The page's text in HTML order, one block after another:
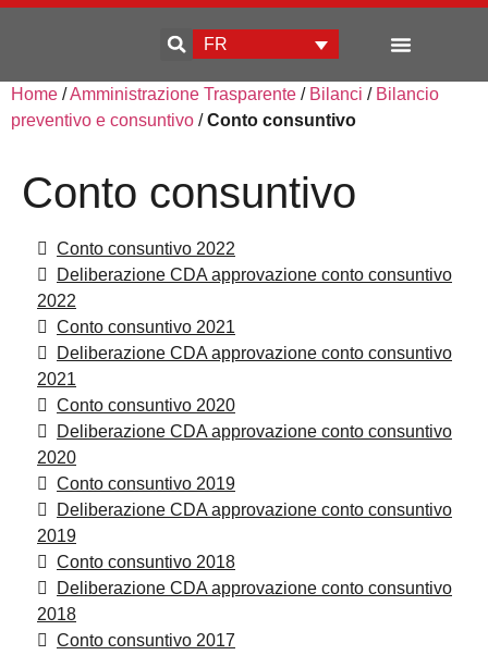
FR
Home /Amministrazione Trasparente / Bilanci / Bilancio
preventivo e consuntivo /Conto consuntivo
Conto consuntivo
Conto consuntivo 2022
Deliberazione CDA approvazione conto consuntivo
2022
Conto consuntivo 2021
Deliberazione CDA approvazione conto consuntivo
2021
Conto consuntivo 2020
Deliberazione CDA approvazione conto consuntivo
2020
Conto consuntivo 2019
Deliberazione CDA approvazione conto consuntivo
2019
Conto consuntivo 2018
Deliberazione CDA approvazione conto consuntivo
2018
Conto consuntivo 2017